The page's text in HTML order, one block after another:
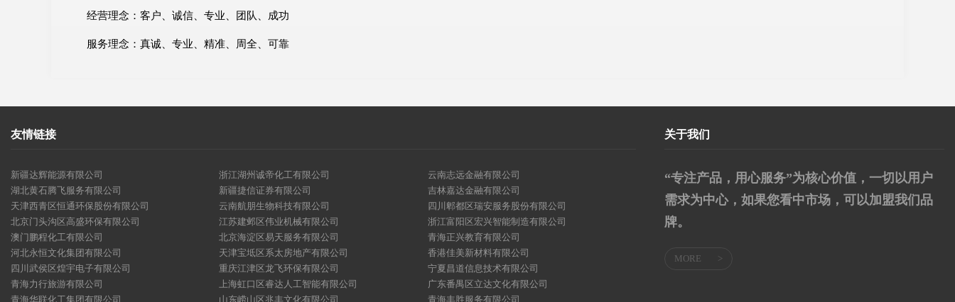
经营理念：客户、诚信、专业、团队、成功
服务理念：真诚、专业、精准、周全、可靠
友情链接
新疆达辉能源有限公司 浙江湖州诚帝化工有限公司
云南志远金融有限公司
湖北黄石腾飞服务有限公司
新疆捷信证券有限公司
吉林嘉达金融有限公司
天津西青区恒通环保股份有限公司
云南航朋生物科技有限公司
四川郫都区瑞安服务股份有限公司
北京门头沟区高盛环保有限公司
江苏建邺区伟业机械有限公司
浙江富阳区宏兴智能制造有限公司
澳门鹏程化工有限公司
北京海淀区易天服务有限公司
青海正兴教育有限公司
河北永恒文化集团有限公司
天津宝坻区系太房地产有限公司
香港佳美新材料有限公司
四川武侯区煌宇电子有限公司
重庆江津区龙飞环保有限公司
宁夏昌道信息技术有限公司
青海力行旅游有限公司
上海虹口区睿达人工智能有限公司
广东番禺区立达文化有限公司
青海华联化工集团有限公司
山东崂山区兆丰文化有限公司 青海丰胜服务有限公司
关于我们
“专注产品，用心服务”为核心价值，一切以用户
需求为中心，如果您看中市场，可以加盟我们品
牌。
MORE >